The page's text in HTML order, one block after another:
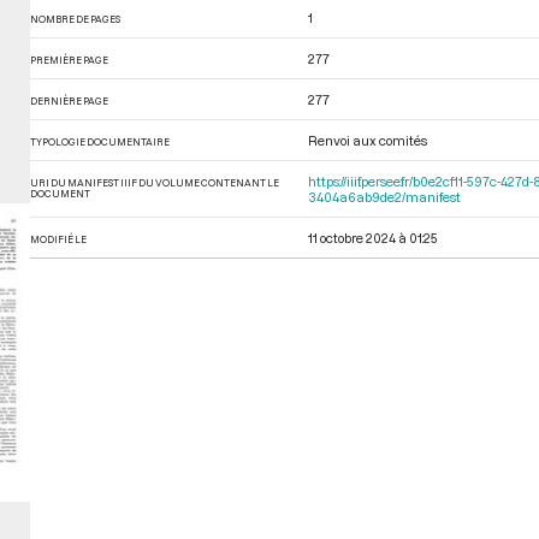
NOMBRE DE PAGES 1
PREMIÈRE PAGE 277
DERNIÈRE PAGE 277
TYPOLOGIE DOCUMENTAIRE Renvoi aux comités
URI DU MANIFEST IIIF DU VOLUME CONTENANT LE
DOCUMENT
https://iiif.persee.fr/b0e2cf11-597c-
3404a6ab9de2/manifest
MODIFIÉ LE 11 octobre 2024 à 01:25